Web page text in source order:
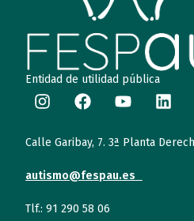
Entidad de utilidad pública
Calle Garibay, 7. 3ª Planta
autismo@fespau.es
Tlf.: 91 290 58 06